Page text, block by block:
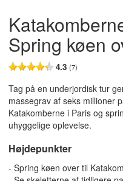
Spring køen
4.3(7)
Tag på en underjordisk tur
massegrav af seks millioner
Katakomberne i Paris og
uhyggelige oplevelse.
Højdepunkter
- Spring køen over til